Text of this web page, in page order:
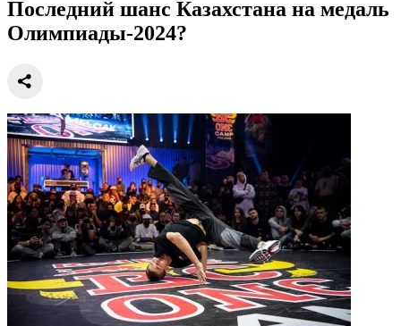
Последний шанс Казахстана на медаль
Олимпиады-2024?